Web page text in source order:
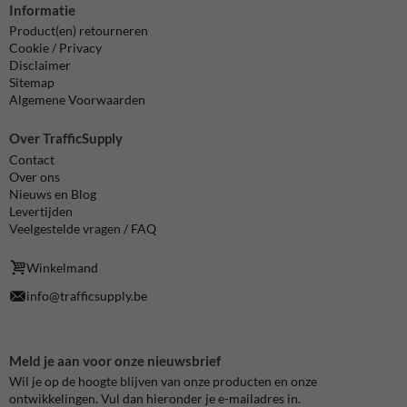
Informatie
Product(en) retourneren
Cookie / Privacy
Disclaimer
Sitemap
Algemene Voorwaarden
Over TrafficSupply
Contact
Over ons
Nieuws en Blog
Levertijden
Veelgestelde vragen / FAQ
Winkelmand
info@trafficsupply.be
Meld je aan voor onze nieuwsbrief
Wil je op de hoogte blijven van onze producten en onze
ontwikkelingen. Vul dan hieronder je e-mailadres in.